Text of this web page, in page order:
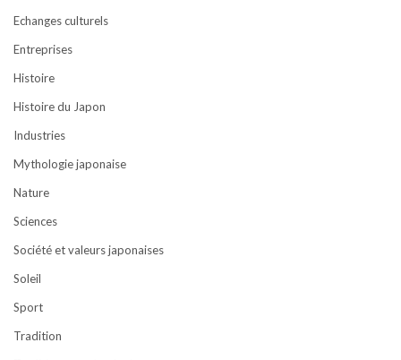
Echanges culturels
Entreprises
Histoire
Histoire du Japon
Industries
Mythologie japonaise
Nature
Sciences
Société et valeurs japonaises
Soleil
Sport
Tradition